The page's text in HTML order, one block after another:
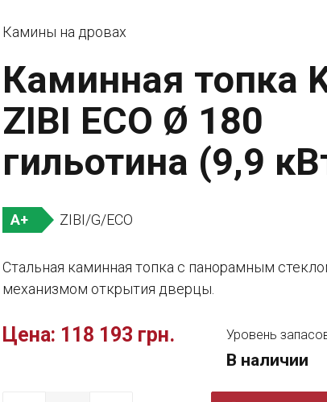
Камины на дровах
Каминная топка
ZIBI ECO Ø 180
гильотина (9,9
A+ ZIBI/G/ECO
Стальная каминная топка с панорамным
механизмом открытия дверцы.
Цена: 118 193 грн. Уровень
В наличии